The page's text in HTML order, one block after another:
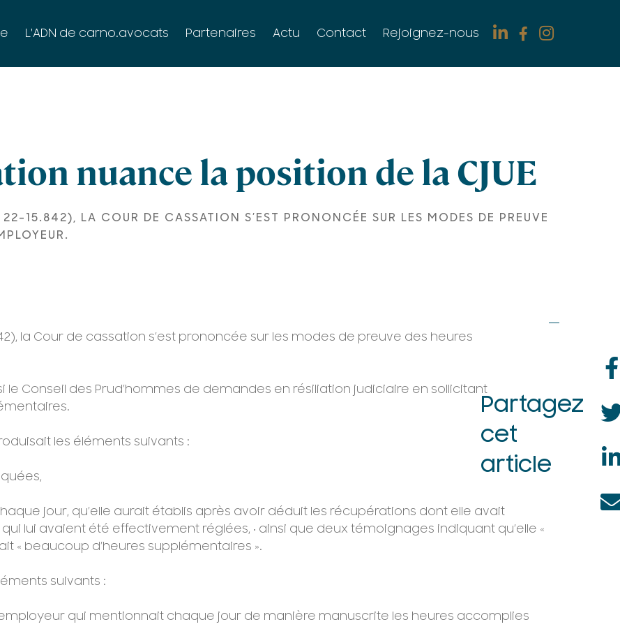
L'ADN de carno.avocats Partenaires Actu Contact Rejoignez-nous
nuance la position de la CJUE
15.842), LA COUR DE CASSATION S’EST PRONONCÉE SUR LES MODES DE PREUVE
la Cour de cassation s’est prononcée sur les modes de preuve des heures
le Conseil des Prud’hommes de demandes en résiliation judiciaire en sollicitant
les éléments suivants :
jour, qu’elle aurait établis après avoir déduit les récupérations dont elle avait
lui avaient été effectivement réglées, • ainsi que deux témoignages indiquant qu’elle «
« beaucoup d’heures supplémentaires ».
suivants :
qui mentionnait chaque jour de manière manuscrite les heures accomplies
Partagez
cet
article